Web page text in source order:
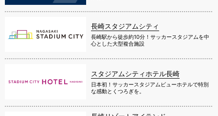
長崎スタジアムシティ
長崎駅から徒歩約10分！サッカースタジアムを中
心とした大型複合施設
スタジアムシティホテル長崎
日本初！サッカースタジアムビューホテルで特別
な感動とくつろぎを。